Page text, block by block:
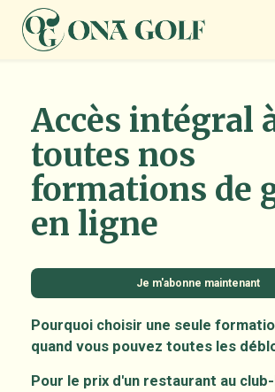
Abonnement
Pédagogie
Connexion
Accès intégral
toutes nos
formations de
en ligne
Je m'abonne maintenant
Pourquoi choisir une seule
quand vous pouvez toutes les
Pour le prix d'un restaurant au